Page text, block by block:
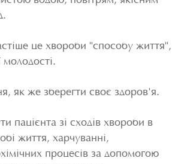
це хвороби "способу життя",
молодості.
як же зберегти своє здоров'я.
пацієнта зі сходів хвороби в
життя, харчуванні,
процесів за допомогою